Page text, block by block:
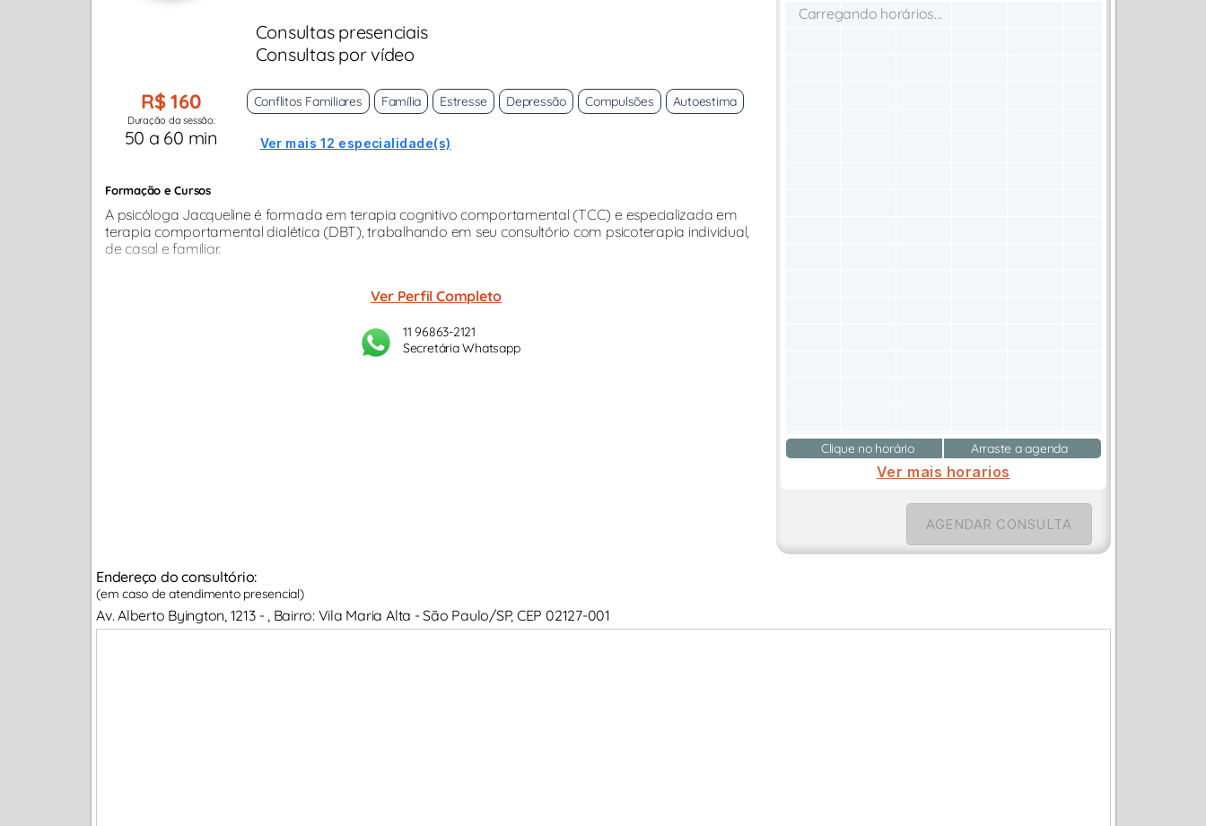
Consultas presenciais
Consultas por vídeo
R$ 160
Duração da sessão:
50 a 60 min
Conflitos Familiares Família Estresse Depressão Compulsões Autoestima
Ver mais 12 especialidade(s)
Formação e Cursos
A psicóloga Jacqueline é formada em terapia cognitivo comportamental (TCC) e especializada em
terapia comportamental dialética (DBT), trabalhando em seu consultório com psicoterapia individual,
de casal e familiar.
Ver Perfil Completo
11 96863-2121
Secretária Whatsapp
Carregando horários...
Clique no horário Arraste a agenda
Ver mais horarios
AGENDAR CONSULTA
Endereço do consultório:
(em caso de atendimento presencial)
Av. Alberto Byington, 1213 - , Bairro: Vila Maria Alta - São Paulo/SP, CEP 02127-001